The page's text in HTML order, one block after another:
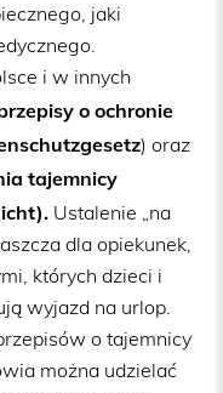
jaki
i w innych
o ochronie
) oraz
tajemnicy
Ustalenie „na
dla opiekunek,
których dzieci i
wyjazd na urlop.
o tajemnicy
można udzielać